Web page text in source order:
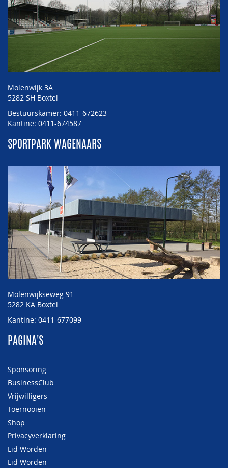
Molenwijk 3A
5282 SH Boxtel
Bestuurskamer: 0411-672623
Kantine: 0411-674587
SPORTPARK WAGENAARS
Molenwijkseweg 91
5282 KA Boxtel
Kantine: 0411-677099
PAGINA'S
Sponsoring
BusinessClub
Vrijwilligers
Toernooien
Shop
Privacyverklaring
Lid Worden
Lid Worden